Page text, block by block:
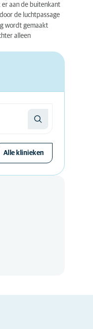
er aan de buitenkant
de luchtpassage
wordt gemaakt
alleen
Alle klinieken